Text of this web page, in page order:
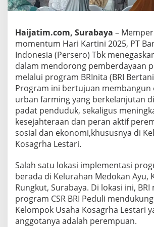
i
s
a
K
i
n
i
L
e
w
a
t
P
r
a
m
B
R
I
n
Haijatim.com, Surabaya –
momentum Hari Kartini 2025, PT
Indonesia (Persero) Tbk
dalam mendorong pemberdayaan
melalui program BRInita (BRI
Program ini bertujuan membangun
urban farming yang berkelanjutan
padat penduduk, sekaligus
kesejahteraan dan peran aktif
sosial dan ekonomi,khususnya di
Kosagrha Lestari.
Salah satu lokasi implementasi
berada di Kelurahan Medokan Ayu,
Rungkut, Surabaya. Di lokasi ini, BRI
program CSR BRI Peduli
Kelompok Usaha Kosagrha Lestari
anggotanya adalah perempuan.